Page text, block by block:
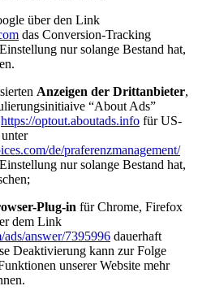
über den Link
das Conversion-Tracking
nur solange Bestand hat,
Anzeigen der Drittanbieter,
“About Ads”
https://optout.aboutads.info für US-
de/praferenzmanagement/
nur solange Bestand hat,
Plug-in für Chrome, Firefox
dem Link
answer/7395996 dauerhaft
Deaktivierung kann zur Folge
unserer Website mehr